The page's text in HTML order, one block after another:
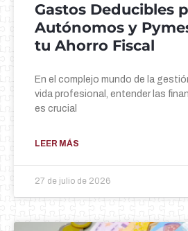
Gastos Deducibles
Autónomos y
tu Ahorro Fiscal
En el complejo mundo de la
vida profesional, entender las
es crucial
LEER MÁS
27 de julio de 2026